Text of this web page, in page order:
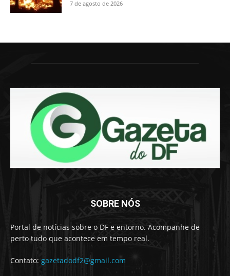
7 de agosto de 2026
SOBRE NÓS
Portal de notícias sobre o DF e entorno. Acompanhe de
perto tudo que acontece em tempo real.
Contato: gazetadodf2@gmail.com